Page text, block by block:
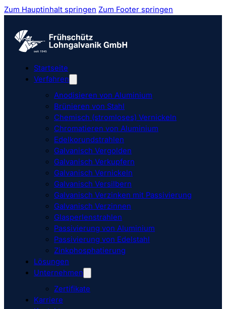
Zum Hauptinhalt springen Zum Footer springen
Startseite
Verfahren
Anodisieren von Aluminium
Brünieren von Stahl
Chemisch (stromloses) Vernickeln
Chromatieren von Aluminium
Edelkorundstrahlen
Galvanisch Vergolden
Galvanisch Verkupfern
Galvanisch Vernickeln
Galvanisch Versilbern
Galvanisch Verzinken mit Passivierung
Galvanisch Verzinnen
Glasperlenstrahlen
Passivierung von Aluminium
Passivierung von Edelstahl
Zinkphosphatierung
Lösungen
Unternehmen
Zertifikate
Karriere